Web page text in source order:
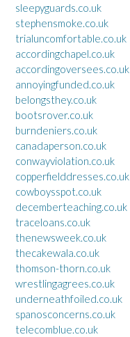
sleepyguards.co.uk
stephensmoke.co.uk
trialuncomfortable.co.uk
accordingchapel.co.uk
accordingoversees.co.uk
annoyingfunded.co.uk
belongsthey.co.uk
bootsrover.co.uk
burndeniers.co.uk
canadaperson.co.uk
conwayviolation.co.uk
copperfielddresses.co.uk
cowboysspot.co.uk
decemberteaching.co.uk
traceloans.co.uk
thenewsweek.co.uk
thecakewala.co.uk
thomson-thorn.co.uk
wrestlingagrees.co.uk
underneathfoiled.co.uk
spanosconcerns.co.uk
telecomblue.co.uk